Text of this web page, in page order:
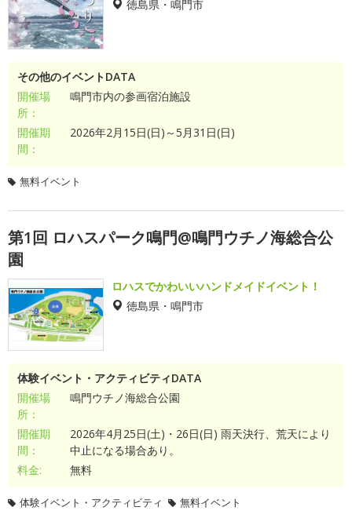
徳島県・鳴門市
その他のイベントDATA
開催場
所：
鳴門市内の参画宿泊施設
開催期
間：
2026年2月15日(日)～5月31日(日)
無料イベント
第1回 ロハスパーク鳴門@鳴門ウチノ海総合公
園
ロハスでかわいいハンドメイドイベント！
徳島県・鳴門市
体験イベント・アクティビティDATA
開催場
所：
鳴門ウチノ海総合公園
開催期
間：
2026年4月25日(土)・26日(日) 雨天決行、荒天により
中止になる場合あり。
料金:
無料
体験イベント・アクティビティ 無料イベント